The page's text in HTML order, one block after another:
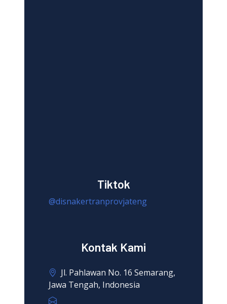
Tiktok
@disnakertranprovjateng
Kontak Kami
Jl. Pahlawan No. 16 Semarang,
Jawa Tengah, Indonesia